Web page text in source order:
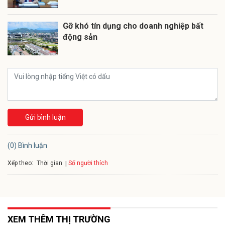
Gỡ khó tín dụng cho doanh nghiệp bất
động sản
Gửi bình luận
(0) Bình luận
Xếp theo: Thời gian Số người thích
XEM THÊM THỊ TRƯỜNG